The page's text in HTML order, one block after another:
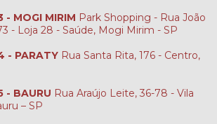
- MOGI MIRIM Park Shopping - Rua João
- Loja 28 - Saúde, Mogi Mirim - SP
- PARATY Rua Santa Rita, 176 - Centro,
- BAURU Rua Araújo Leite, 36-78 - Vila
– SP